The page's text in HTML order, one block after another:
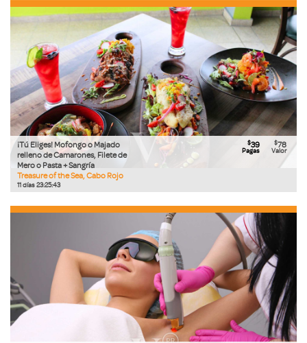
¡Tú Eliges! Mofongo o Majado
relleno de Camarones, Filete de
Mero o Pasta + Sangría
Treasure of the Sea, Cabo Rojo
11días23:25:42
$39
Pagas
$78
Valor